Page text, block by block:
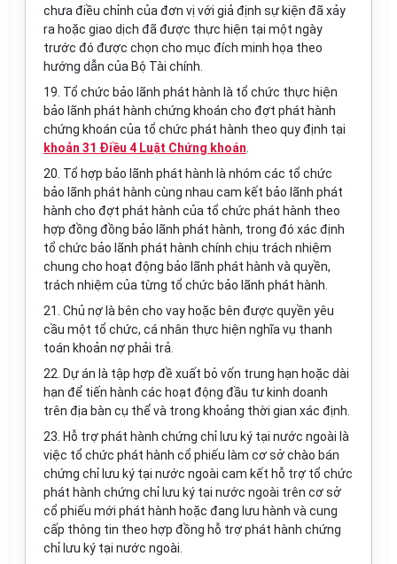
chưa điều chỉnh của đơn vị với giả định sự kiện đã xảy
ra hoặc giao dịch đã được thực hiện tại một ngày
trước đó được chọn cho mục đích minh họa theo
hướng dẫn của Bộ Tài chính.
19. Tổ chức bảo lãnh phát hành là tổ chức thực hiện
bảo lãnh phát hành chứng khoán cho đợt phát hành
chứng khoán của tổ chức phát hành theo quy định tại
khoản 31 Điều 4 Luật Chứng khoán
20. Tổ hợp bảo lãnh phát hành là nhóm các tổ chức
bảo lãnh phát hành cùng nhau cam kết bảo lãnh phát
hành cho đợt phát hành của tổ chức phát hành theo
hợp đồng đồng bảo lãnh phát hành, trong đó xác định
tổ chức bảo lãnh phát hành chính chịu trách nhiệm
chung cho hoạt động bảo lãnh phát hành và quyền,
trách nhiệm của từng tổ chức bảo lãnh phát hành.
21. Chủ nợ là bên cho vay hoặc bên được quyền yêu
cầu một tổ chức, cá nhân thực hiện nghĩa vụ thanh
toán khoản nợ phải trả.
22. Dự án là tập hợp đề xuất bỏ vốn trung hạn hoặc dài
hạn để tiến hành các hoạt động đầu tư kinh doanh
trên địa bàn cụ thể và trong khoảng thời gian xác định.
23. Hỗ trợ phát hành chứng chỉ lưu ký tại nước ngoài là
việc tổ chức phát hành cổ phiếu làm cơ sở chào bán
chứng chỉ lưu ký tại nước ngoài cam kết hỗ trợ tổ chức
phát hành chứng chỉ lưu ký tại nước ngoài trên cơ sở
cổ phiếu mới phát hành hoặc đang lưu hành và cung
cấp thông tin theo hợp đồng hỗ trợ phát hành chứng
chỉ lưu ký tại nước ngoài.